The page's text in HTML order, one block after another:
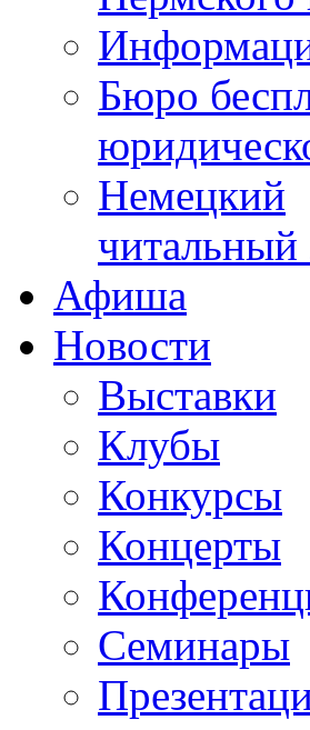
Бюро
Немецкий
читальный
Афиша
Новости
Выставки
Клубы
Конкурсы
Концерты
Семинары